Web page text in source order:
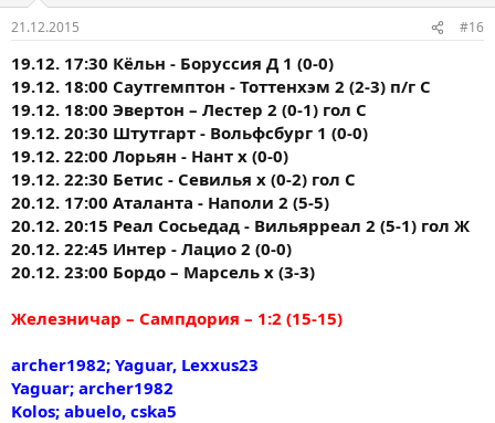
21.12.2015 #16
19.12. 17:30 Кёльн - Боруссия Д 1 (0-0)
19.12. 18:00 Саутгемптон - Тоттенхэм 2 (2-3) п/г С
19.12. 18:00 Эвертон – Лестер 2 (0-1) гол С
19.12. 20:30 Штутгарт - Вольфсбург 1 (0-0)
19.12. 22:00 Лорьян - Нант х (0-0)
19.12. 22:30 Бетис - Севилья х (0-2) гол С
20.12. 17:00 Аталанта - Наполи 2 (5-5)
20.12. 20:15 Реал Сосьедад - Вильярреал 2 (5-1) гол Ж
20.12. 22:45 Интер - Лацио 2 (0-0)
20.12. 23:00 Бордо – Марсель х (3-3)
Железничар – Сампдория – 1:2 (15-15)
archer1982; Yaguar, Lexxus23
Yaguar; archer1982
Kolos; abuelo, cska5